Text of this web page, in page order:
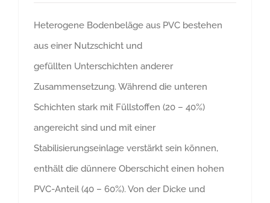
Heterogene Bodenbeläge aus PVC bestehen
aus einer Nutzschicht und
gefüllten Unterschichten anderer
Zusammensetzung. Während die unteren
Schichten stark mit Füllstoffen (20 – 40%)
angereicht sind und mit einer
Stabilisierungseinlage verstärkt sein können,
enthält die dünnere Oberschicht einen hohen
PVC-Anteil (40 – 60%). Von der Dicke und